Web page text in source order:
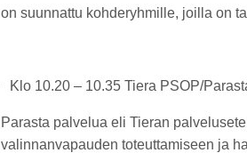
on suunnattu kohderyhmille, joilla on
Klo 10.20 – 10.35 Tiera PSOP/
Parasta palvelua eli Tieran
valinnanvapauden toteuttamiseen ja